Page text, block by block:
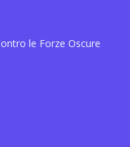
le Forze Oscure